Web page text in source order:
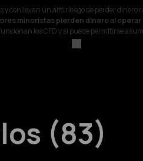
y conllevan un alto riesgo de perder
minoristas pierden dinero al
los CFD y si puede permitirse
(83)